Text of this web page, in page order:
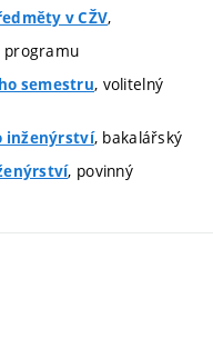
v CŽV,
programu
semestru, volitelný
inženýrství, bakalářský
, povinný